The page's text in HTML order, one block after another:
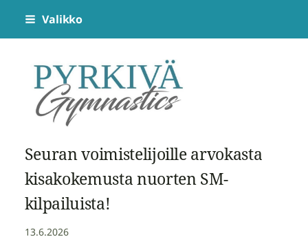
Siirry
sivun
sisältöön
Valikko
Pyrkivä Gymnastics
Seuran voimistelijoille arvokasta
kisakokemusta nuorten SM-
kilpailuista!
13.6.2026